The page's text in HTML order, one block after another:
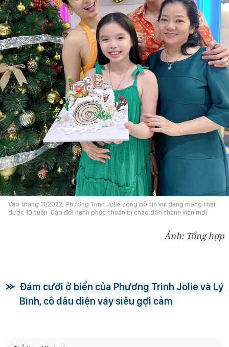
Vào tháng 11/2022, Phương Trinh Jolie công bố tin vui đang mang thai
được 10 tuần. Cặp đôi hạnh phúc chuẩn bị chào đón thành viên mới
Ảnh: Tổng hợp
Đám cưới ở biển của Phương Trinh Jolie và Lý
Bình, cô dâu diện váy siêu gợi cảm